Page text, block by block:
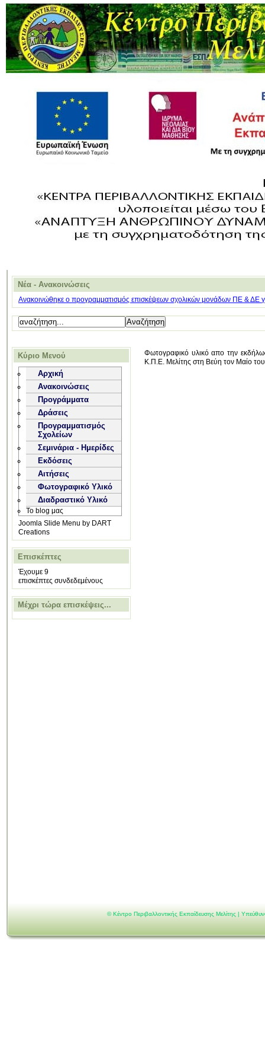
Νέα - Ανακοινώσεις
Ανακοινώθηκε ο προγραμματισμός επισκέψεων σχολικών μονάδων ΠΕ & ΔΕ
Κύριο Μενού
Αρχική
Ανακοινώσεις
Προγράμματα
Δράσεις
Προγραμματισμός
Σχολείων
Σεμινάρια - Ημερίδες
Εκδόσεις
Αιτήσεις
Φωτογραφικό Υλικό
Διαδραστικό Υλικό
Το blog μας
Joomla Slide Menu by DART
Creations
Επισκέπτες
Έχουμε 9
επισκέπτες συνδεδεμένους
Μέχρι τώρα επισκέψεις...
Φωτογραφικό υλικό απο την
Κ.Π.Ε. Μελίτης στη Βεύη τον Μαίο
© Κέντρο Περιβαλλοντικής Εκπαίδευσης Μελίτης |